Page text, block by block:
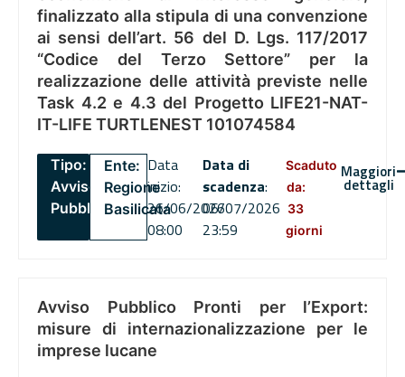
finalizzato alla stipula di una convenzione
ai sensi dell’art. 56 del D. Lgs. 117/2017
“Codice del Terzo Settore” per la
realizzazione delle attività previste nelle
Task 4.2 e 4.3 del Progetto LIFE21-NAT-
IT-LIFE TURTLENEST 101074584
Tipo:
Avviso
Pubblico
Ente:
Regione
Basilicata
Data
inizio:
26/06/2026
08:00
Data di
scadenza:
06/07/2026
23:59
Scaduto
da:
33
giorni
Maggiori
dettagli
Avviso Pubblico Pronti per l’Export:
misure di internazionalizzazione per le
imprese lucane